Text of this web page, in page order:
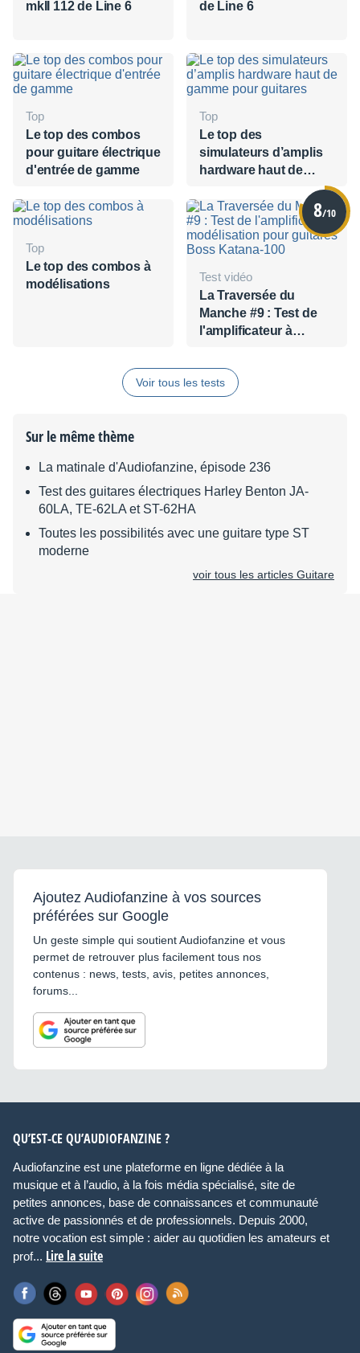
mkII 112 de Line 6
de Line 6
Top
Le top des combos
pour guitare électrique
d'entrée de gamme
Top
Le top des
simulateurs d’amplis
hardware haut de
gamme pour guitares
Top
Le top des combos à
modélisations
8/10
Test vidéo
La Traversée du
Manche #9 : Test de
l'amplificateur à
guitares Boss Katana-
100
Voir tous les tests
Sur le même thème
La matinale d'Audiofanzine, épisode 236
Test des guitares électriques Harley Benton JA-
60LA, TE-62LA et ST-62HA
Toutes les possibilités avec une guitare type ST
moderne
voir tous les articles Guitare
Ajoutez Audiofanzine à vos sources
préférées sur Google
Un geste simple qui soutient Audiofanzine et vous
permet de retrouver plus facilement tous nos
contenus : news, tests, avis, petites annonces,
forums...
QU’EST-CE QU’AUDIOFANZINE ?
Audiofanzine est une plateforme en ligne dédiée à la
musique et à l’audio, à la fois média spécialisé, site de
petites annonces, base de connaissances et communauté
active de passionnés et de professionnels. Depuis 2000,
notre vocation est simple : aider au quotidien les amateurs et
prof... Lire la suite